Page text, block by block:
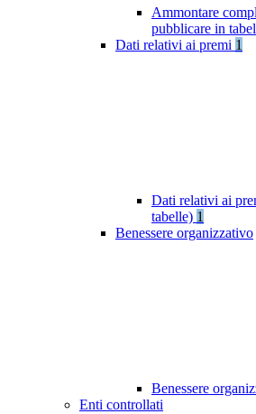
Ammontare
pubblicare in
Dati relativi ai premi 1
Dati relativi ai
tabelle) 1
Benessere organizzativo
Benessere
Enti controllati